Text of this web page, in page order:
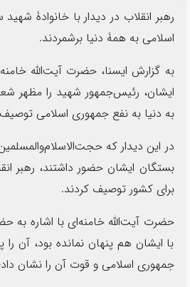
رهبر انقلاب در دیدار با خانوادۀ
اسلامی به همۀ دنیا برشمردند.
به گزارش ایسنا، حضرت آیت‌الله
ایشان، رئیس‌جمهور شهید را مظهر
به دنیا به نفع جمهوری اسلامی
در این دیدار که
بستگان ایشان حضور داشتند، رهبر
برای کشور توصیف کردند.
حضرت آیت‌الله خامنه‌ای با اشاره به
با ایشان هم پنهان نمانده بود، آن
جمهوری اسلامی و قوت آن را نشان
سرهنگ سجاد بهمئی به عنوان مسئول
جدید معاونت روابط عمومی و تبلیغات
سپاه ولی عصر(عج) خوزستان معرفی شد